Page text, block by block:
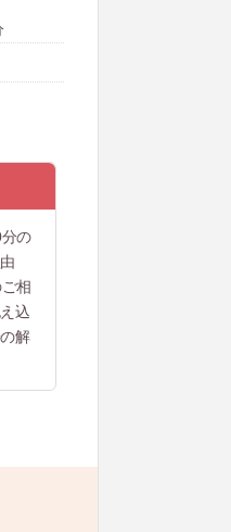
の
相
込
解